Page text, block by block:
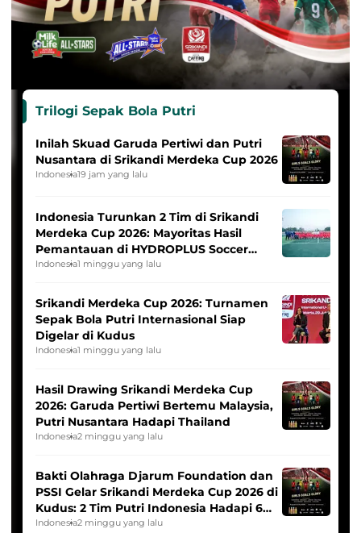
Trilogi Sepak Bola Putri
Inilah Skuad Garuda Pertiwi dan Putri
Nusantara di Srikandi Merdeka Cup 2026
Indonesia19 jam yang lalu
Indonesia Turunkan 2 Tim di Srikandi
Merdeka Cup 2026: Mayoritas Hasil
Pemantauan di HYDROPLUS Soccer
League
Indonesia1 minggu yang lalu
Srikandi Merdeka Cup 2026: Turnamen
Sepak Bola Putri Internasional Siap
Digelar di Kudus
Indonesia1 minggu yang lalu
Hasil Drawing Srikandi Merdeka Cup
2026: Garuda Pertiwi Bertemu Malaysia,
Putri Nusantara Hadapi Thailand
Indonesia2 minggu yang lalu
Bakti Olahraga Djarum Foundation dan
PSSI Gelar Srikandi Merdeka Cup 2026 di
Kudus: 2 Tim Putri Indonesia Hadapi 6
Tim Asia
Indonesia2 minggu yang lalu